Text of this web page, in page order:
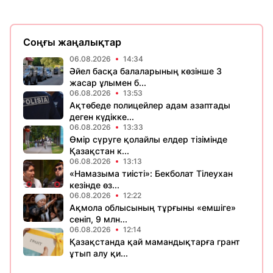
Соңғы жаңалықтар
06.08.2026 14:34
Әйел басқа балаларының көзінше 3
жасар ұлымен б...
06.08.2026 13:53
Ақтөбеде полицейлер адам азаптады
деген күдікке...
06.08.2026 13:33
Өмір сүруге қолайлы елдер тізімінде
Қазақстан к...
06.08.2026 13:13
«Намазыма тиісті»: Бекболат Тілеухан
кезінде өз...
06.08.2026 12:22
Ақмола облысының тұрғыны «емшіге»
сеніп, 9 млн...
06.08.2026 12:14
Қазақстанда қай мамандықтарға грант
ұтып алу қи...